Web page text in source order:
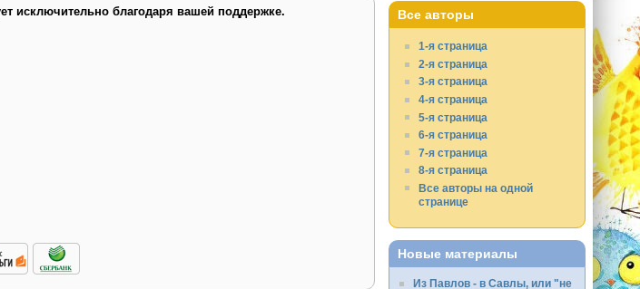
исключительно благодаря вашей поддержке. Все авторы
1-я страница
2-я страница
3-я страница
4-я страница
5-я страница
6-я страница
7-я страница
8-я страница
Все авторы на одной
странице
Новые материалы
Из Павлов - в Савлы, или "не